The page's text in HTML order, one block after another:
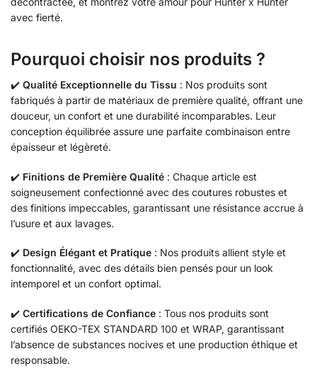
avec fierté.
Pourquoi choisir nos produits ?
✔️ Qualité Exceptionnelle du Tissu : Nos produits sont
fabriqués à partir de matériaux de première qualité, offrant une
douceur, un confort et une durabilité incomparables. Leur
conception équilibrée assure une parfaite combinaison entre
épaisseur et légèreté.
✔️ Finitions de Première Qualité : Chaque article est
soigneusement confectionné avec des coutures robustes et
des finitions impeccables, garantissant une résistance accrue à
l’usure et aux lavages.
✔️ Design Élégant et Pratique : Nos produits allient style et
fonctionnalité, avec des détails bien pensés pour un look
intemporel et un confort optimal.
✔️ Certifications de Confiance : Tous nos produits sont
certifiés OEKO-TEX STANDARD 100 et WRAP, garantissant
l’absence de substances nocives et une production éthique et
responsable.